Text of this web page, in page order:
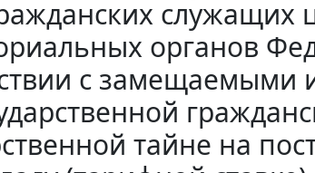
служащих
органов
с
тайне на